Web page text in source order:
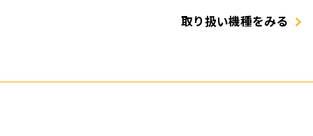
取り扱い機種をみる